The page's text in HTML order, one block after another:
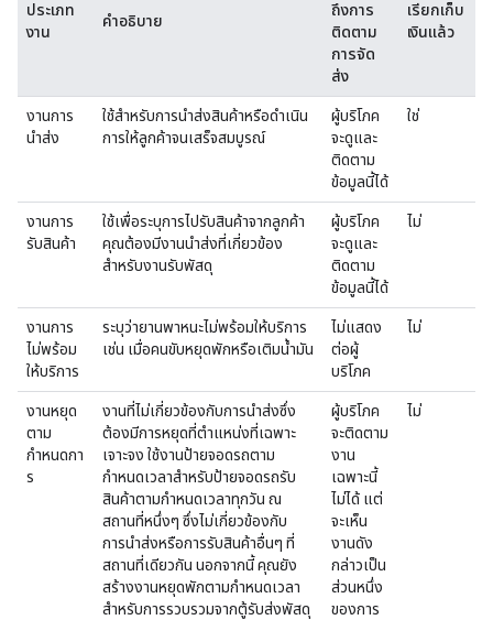
ประเภท
งาน
คำอธิบาย
ถึงการ
ติดตาม
การจัด
ส่ง
เรียกเก็บ
เงินแล้ว
งานการ
นำส่ง
ใช้สำหรับการนำส่งสินค้าหรือดําเนิน
การให้ลูกค้าจนเสร็จสมบูรณ์
ผู้บริโภค
จะดูและ
ติดตาม
ข้อมูลนี้ได้
ใช่
งานการ
รับสินค้า
ใช้เพื่อระบุการไปรับสินค้าจากลูกค้า
คุณต้องมีงานนำส่งที่เกี่ยวข้อง
สำหรับงานรับพัสดุ
ผู้บริโภค
จะดูและ
ติดตาม
ข้อมูลนี้ได้
ไม่
งานการ
ไม่พร้อม
ให้บริการ
ระบุว่ายานพาหนะไม่พร้อมให้บริการ
เช่น เมื่อคนขับหยุดพักหรือเติมน้ำมัน
ไม่แสดง
ต่อผู้
บริโภค
ไม่
งานหยุด
ตาม
กำหนดกา
ร
งานที่ไม่เกี่ยวข้องกับการนำส่งซึ่ง
ต้องมีการหยุดที่ตำแหน่งที่เฉพาะ
เจาะจง ใช้งานป้ายจอดรถตาม
กำหนดเวลาสำหรับป้ายจอดรถรับ
สินค้าตามกำหนดเวลาทุกวัน ณ
สถานที่หนึ่งๆ ซึ่งไม่เกี่ยวข้องกับ
การนำส่งหรือการรับสินค้าอื่นๆ ที่
สถานที่เดียวกัน นอกจากนี้ คุณยัง
สร้างงานหยุดพักตามกำหนดเวลา
สำหรับการรวบรวมจากตู้รับส่งพัสดุ
ผู้บริโภค
จะติดตาม
งาน
เฉพาะนี้
ไม่ได้ แต่
จะเห็น
งานดัง
กล่าวเป็น
ส่วนหนึ่ง
ของการ
ไม่